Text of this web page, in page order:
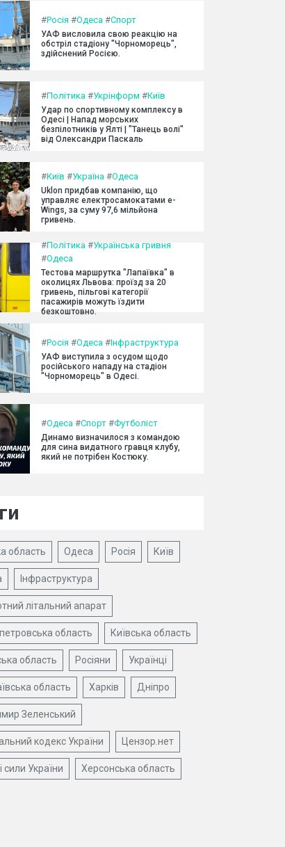
#Росія #Одеса #Спорт
УАФ висловила свою реакцію на
обстріл стадіону "Чорноморець",
здійснений Росією.
#Політика #Укрінформ #Київ
Удар по спортивному комплексу в
Одесі | Напад морських
безпілотників у Ялті | "Танець волі"
від Олександри Паскаль
#Київ #Україна #Одеса
Uklon придбав компанію, що
управляє електросамокатами e-
Wings, за суму 97,6 мільйона
гривень.
#Політика #Українська гривня
#Одеса
Тестова маршрутка "Лапаївка" в
околицях Львова: проїзд за 20
гривень, пільгові категорії
пасажирів можуть їздити
безкоштовно.
#Росія #Одеса #Інфраструктура
УАФ виступила з осудом щодо
російського нападу на стадіон
"Чорноморець" в Одесі.
#Одеса #Спорт #Футболіст
Динамо визначилося з командою
для сина видатного гравця клубу,
який не потрібен Костюку.
область Одеса Росія Київ
Інфраструктура
літальний апарат
область Київська область
область Росіяни Українці
область Харків Дніпро
Зеленський
кодекс України Цензор.нет
сили України Херсонська область